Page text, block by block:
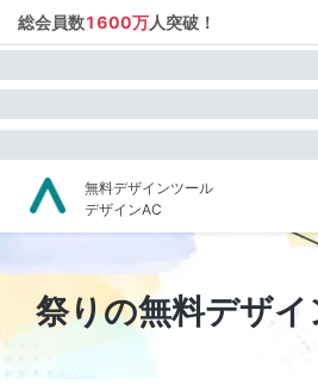
総会員数1600万人突破！
無料デザインツール
デザインAC
祭りの無料デザ